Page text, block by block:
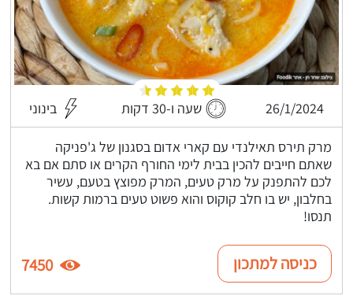
26/1/2024 שעה ו-30 דקות בינוני
מרק תירס תאילנדי עם קארי אדום בסגנון של ג'פניקה
שאתם חייבים להכין בבית לימי החורף הקרים או סתם אם בא
לכם להתפנק על מרק טעים, המרק מפוצץ בטעם, עשיר
בחלבון, יש בו חלב קוקוס והוא פשוט טעים ברמות קשות.
תנסו!
כניסה למתכון 7450